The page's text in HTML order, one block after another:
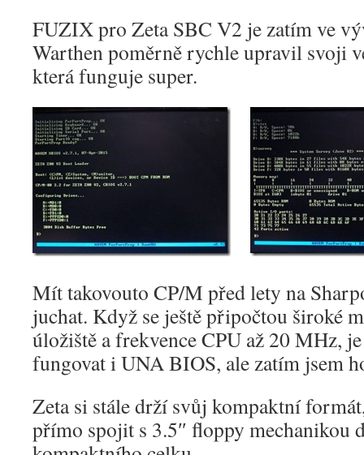
FUZIX pro Zeta SBC V2 je zatím ve
Warthen poměrně rychle upravil svoji
která funguje super.
Mít takovouto CP/M před lety na
juchat. Když se ještě připočtou široké
úložiště a frekvence CPU až 20 MHz,
fungovat i UNA BIOS, ale zatím jsem
Zeta si stále drží svůj kompaktní
přímo spojit s 3.5″ floppy mechanikou